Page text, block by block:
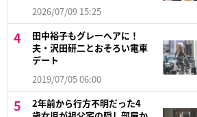
2026/07/09 15:25
田中裕子もグレーヘアに！
夫・沢田研二とおそろい電車
デート
2019/07/05 06:00
2年前から行方不明だった4